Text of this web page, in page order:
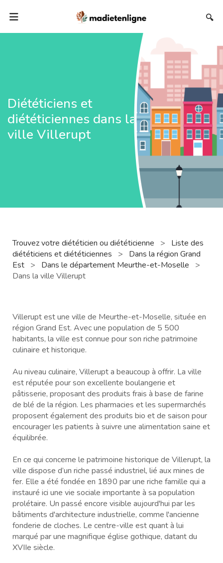
🔍
Diététiciens et
diététiciennes dans la
ville Villerupt
Trouvez votre diététicien ou diététicienne >
Liste des
diététiciens et diététiciennes
>
Dans la région Grand
Est > Dans le département Meurthe-et-Moselle
>
Dans la ville Villerupt
Villerupt est une ville de Meurthe-et-Moselle, située en
région Grand Est. Avec une population de 5 500
habitants, la ville est connue pour son riche patrimoine
culinaire et historique.
Au niveau culinaire, Villerupt a beaucoup à offrir. La ville
est réputée pour son excellente boulangerie et
pâtisserie, proposant des produits frais à base de farine
de blé de la région. Les pharmacies et les supermarchés
proposent également des produits bio et de saison pour
encourager les patients à suivre une alimentation saine et
équilibrée.
En ce qui concerne le patrimoine historique de Villerupt, la
ville dispose d’un riche passé industriel, lié aux mines de
fer. Elle a été fondée en 1890 par une riche famille qui a
instauré ici une vie sociale importante à sa population
prolétaire. Un passé encore visible aujourd'hui par les
bâtiments d'architecture industrielle, comme l'ancienne
fonderie de cloches. Le centre-ville est quant à lui
marqué par une magnifique église gothique, datant du
XVIIe siècle.